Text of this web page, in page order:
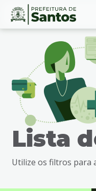
Ir
busca
Conteúdo
Lista
Utilize os filtros para